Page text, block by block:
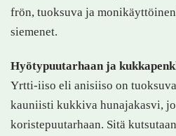
frön, tuoksuva ja
siemenet.
Hyötypuutarhaan ja
Yrtti-iiso eli anisiiso on
kauniisti kukkiva hunajakasvi,
koristepuutarhaan. Sitä